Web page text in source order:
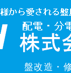
盤改造・